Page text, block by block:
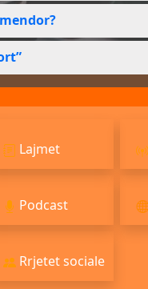
Lajmet
Podcast
Rrjetet sociale